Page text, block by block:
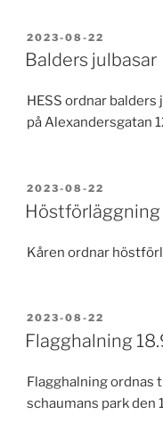
PUBLICERAT
2023-08-22
Balders julbasar
HESS ordnar balders
på Alexandersgatan
PUBLICERAT
2023-08-22
Höstförläggning
Kåren ordnar
PUBLICERAT
2023-08-22
Flagghalning
Flagghalning ordnas
schaumans park den